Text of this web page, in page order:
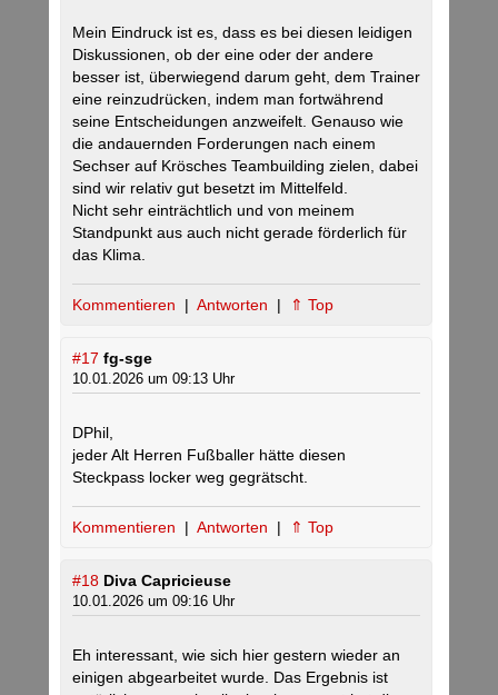
Mein Eindruck ist es, dass es bei diesen leidigen
Diskussionen, ob der eine oder der andere
besser ist, überwiegend darum geht, dem Trainer
eine reinzudrücken, indem man fortwährend
seine Entscheidungen anzweifelt. Genauso wie
die andauernden Forderungen nach einem
Sechser auf Krösches Teambuilding zielen, dabei
sind wir relativ gut besetzt im Mittelfeld.
Nicht sehr einträchtlich und von meinem
Standpunkt aus auch nicht gerade förderlich für
das Klima.
Kommentieren | Antworten | ⇑ Top
#17 fg-sge
10.01.2026 um 09:13 Uhr
DPhil,
jeder Alt Herren Fußballer hätte diesen
Steckpass locker weg gegrätscht.
Kommentieren | Antworten | ⇑ Top
#18 Diva Capricieuse
10.01.2026 um 09:16 Uhr
Eh interessant, wie sich hier gestern wieder an
einigen abgearbeitet wurde. Das Ergebnis ist